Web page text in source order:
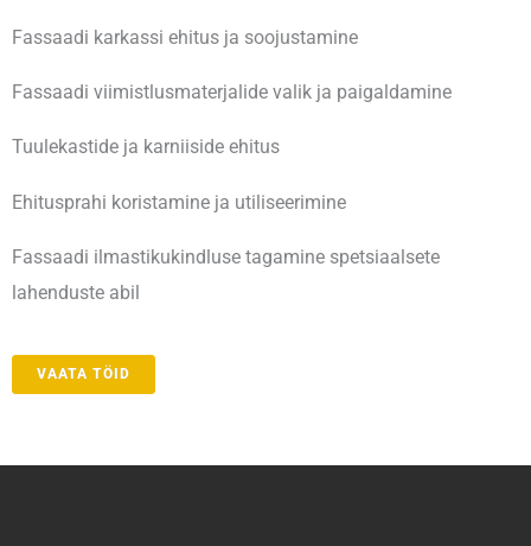
Fassaadi karkassi ehitus ja soojustamine
Fassaadi viimistlusmaterjalide valik ja paigaldamine
Tuulekastide ja karniiside ehitus
Ehitusprahi koristamine ja utiliseerimine
Fassaadi ilmastikukindluse tagamine spetsiaalsete
lahenduste abil
VAATA TÖID